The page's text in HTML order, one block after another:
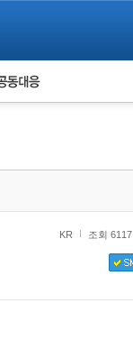
해자 공동대응
KR 조회 6117